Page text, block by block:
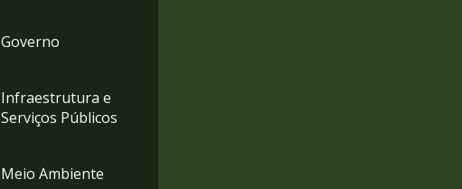
Governo
Infraestrutura e
Serviços Públicos
Meio Ambiente